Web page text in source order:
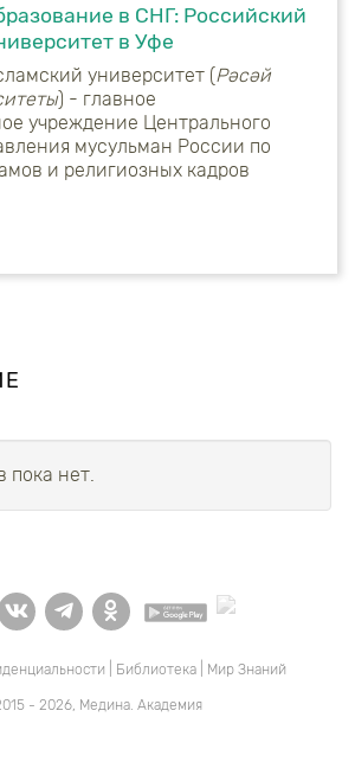
в СНГ: Российский
в Уфе
университет (Рәсәй
) - главное
учреждение Центрального
мусульман России по
и религиозных кадров
пока нет.
Библиотека Мир Знаний
- 2026, Медина. Академия